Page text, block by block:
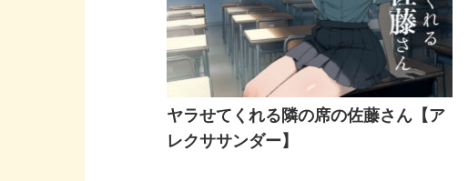
ヤラせてくれる隣の席の佐藤さん【ア
レクササンダー】